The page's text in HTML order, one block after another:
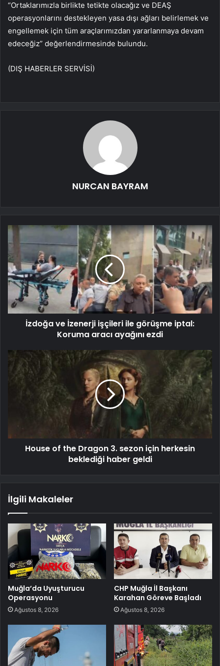
“Ortaklarımızla birlikte tetikte olacağız ve DEAŞ
operasyonlarını destekleyen yasa dışı ağları belirlemek ve
engellemek için tüm araçlarımızdan yararlanmaya devam
edeceğiz” değerlendirmesinde bulundu.
(DIŞ HABERLER SERVİSİ)
NURCAN BAYRAM
İzdoğa ve İzenerji işçileri ile görüşme iptal:
Koruma aracı ayağını ezdi
House of the Dragon 3. sezon için herkesin
beklediği haber geldi
İlgili Makaleler
Muğla’da Uyuşturucu
Operasyonu
Ağustos 8, 2026
CHP Muğla İl Başkanı
Karahan Göreve Başladı
Ağustos 8, 2026